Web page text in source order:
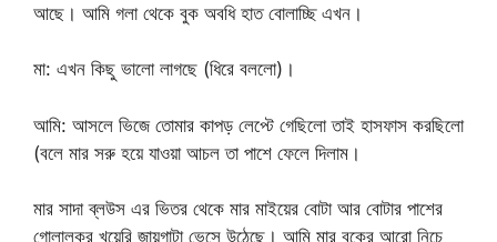
আছে। আমি গলা থেকে বুক অবধি হাত বোলাচ্ছি এখন।
মা: এখন কিছু ভালো লাগছে (ধিরে বললো)।
আমি: আসলে ভিজে তোমার কাপড় লেপ্টে গেছিলো তাই হাসফাস করছিলো
(বলে মার সরু হয়ে যাওয়া আচল তা পাশে ফেলে দিলাম।
মার সাদা ব্লউস এর ভিতর থেকে মার মাইয়ের বোটা আর বোটার পাশের
গোলালকর খয়েরি জায়গাটা ভেসে উঠেছে। আমি মার বুকের আরো নিচে